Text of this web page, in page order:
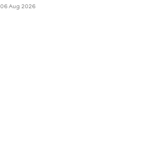
'ആവാരാപ്പൻ 2'. ഐഎംഡിബി പട്ടിക
06 Aug 2026